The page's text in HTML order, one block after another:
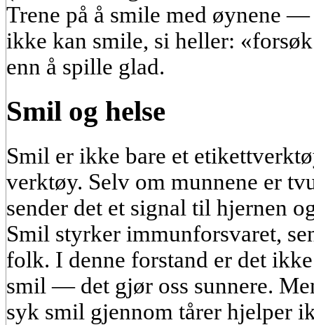
Trene på å smile med øynene
ikke kan smile, si heller:
enn å spille glad.
Smil og helse
Smil er ikke bare et
verktøy. Selv om munnene er
sender det et signal til hjernen
Smil styrker immunforsvaret,
folk. I denne forstand er det
smil — det gjør oss sunnere.
syk smil gjennom tårer hjelper